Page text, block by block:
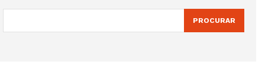
PROCURAR